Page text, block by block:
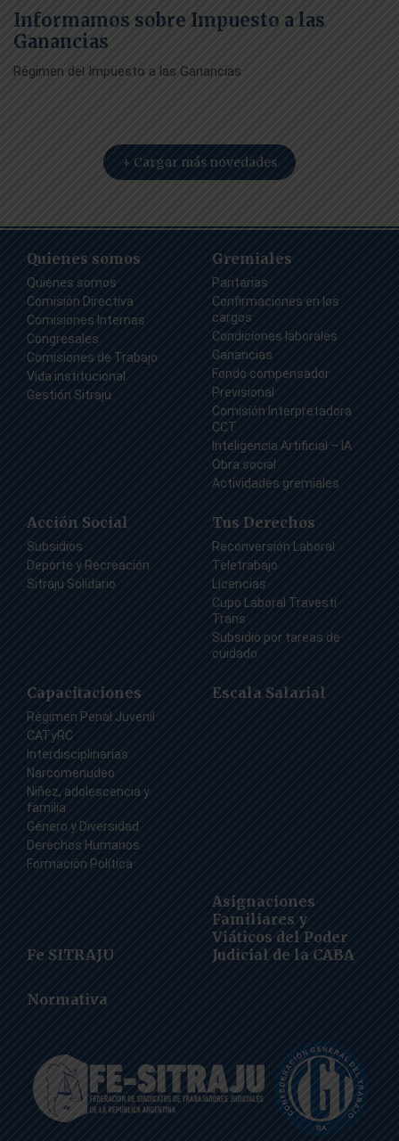
Informamos sobre Impuesto a las
Ganancias
Régimen del Impuesto a las Ganancias
+ Cargar más novedades
Quienes somos
Quienes somos
Comisión Directiva
Comisiones Internas
Congresales
Comisiones de Trabajo
Vida institucional
Gestión Sitraju
Gremiales
Paritarias
Confirmaciones en los
cargos
Condiciones laborales
Ganancias
Fondo compensador
Previsional
Comisión Interpretadora
CCT
Inteligencia Artificial – IA
Obra social
Actividades gremiales
Acción Social
Subsidios
Deporte y Recreación
Sitraju Solidario
Tus Derechos
Reconversión Laboral
Teletrabajo
Licencias
Cupo Laboral Travesti
Trans
Subsidio por tareas de
cuidado
Capacitaciones
Régimen Penal Juvenil
CATyRC
Interdisciplinarias
Narcomenudeo
Niñez, adolescencia y
familia
Género y Diversidad
Derechos Humanos
Formación Política
Escala Salarial
Fe SITRAJU
Asignaciones
Familiares y
Viáticos del Poder
Judicial de la CABA
Normativa